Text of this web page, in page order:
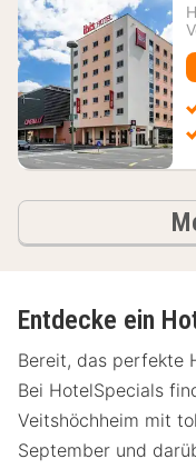
Entdecke ein
Bereit, das perfekte
Bei HotelSpecials
Veitshöchheim mit
September und